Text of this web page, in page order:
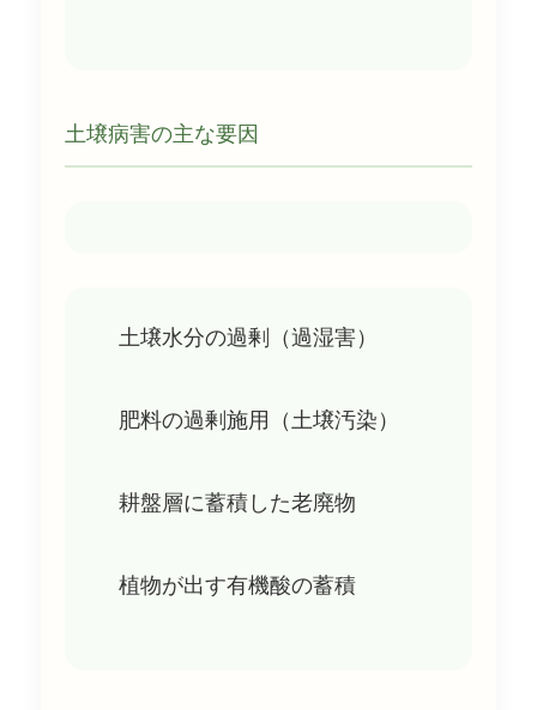
土壌病害の主な要因
土壌水分の過剰（過湿害）
肥料の過剰施用（土壌汚染）
耕盤層に蓄積した老廃物
植物が出す有機酸の蓄積